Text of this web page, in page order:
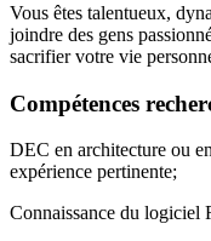
Vous êtes talentueux,
joindre des gens
sacrifier votre vie
Compétences
DEC en architecture ou
expérience pertinente;
Connaissance du logiciel